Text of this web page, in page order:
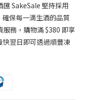
SakeSale 堅持採用
保每一滴生酒的品質
務，購物滿 $380 即享
快翌日即可透過順豐凍